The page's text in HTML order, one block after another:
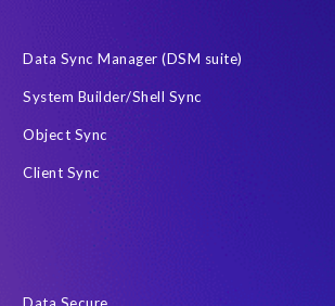
EPI-USE Labs로부터 소식을 받고 싶습니다.
EPI-USE Labs는 귀하의 개인 정보를 보호하는
다. 언제든지 이러한 커뮤니케이션을 수신 거부할 수
Data Sync Manager (DSM suite)
System Builder/Shell Sync
Object Sync
Client Sync